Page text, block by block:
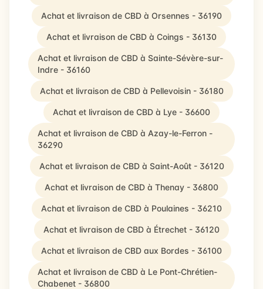
Achat et livraison de CBD à Orsennes - 36190
Achat et livraison de CBD à Coings - 36130
Achat et livraison de CBD à Sainte-Sévère-sur-
Indre - 36160
Achat et livraison de CBD à Pellevoisin - 36180
Achat et livraison de CBD à Lye - 36600
Achat et livraison de CBD à Azay-le-Ferron -
36290
Achat et livraison de CBD à Saint-Août - 36120
Achat et livraison de CBD à Thenay - 36800
Achat et livraison de CBD à Poulaines - 36210
Achat et livraison de CBD à Étrechet - 36120
Achat et livraison de CBD aux Bordes - 36100
Achat et livraison de CBD à Le Pont-Chrétien-
Chabenet - 36800